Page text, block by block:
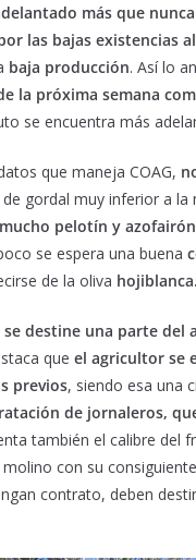
más que nunca
las bajas existencias
baja producción. Así lo
la próxima semana
se encuentra más
que maneja COAG,
gordal muy inferior a la
pelotín y azofairón
se espera una buena
de la oliva hojiblanca.
destine una parte
que el agricultor se
previos, siendo esa una
de jornaleros,
también el calibre del
con su
contrato, deben